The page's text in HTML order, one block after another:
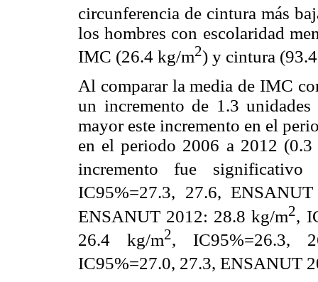
circunferencia de cintura más
los hombres con escolaridad
IMC (26.4 kg/m2) y cintura
Al comparar la media de IMC
un incremento de 1.3
mayor este incremento en el
en el periodo 2006 a 2012 (0.3
incremento fue
IC95%=27.3, 27.6,
ENSANUT 2012: 28.8 kg/m2,
26.4 kg/m2, IC95%=26.3,
IC95%=27.0, 27.3, ENSANUT